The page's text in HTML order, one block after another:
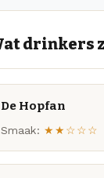
drinkers
De Hopfan
Smaak: ★★☆☆☆